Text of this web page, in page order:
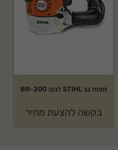
מפוח גב STIHL דגם: BR-200
בקשה להצעת מחיר